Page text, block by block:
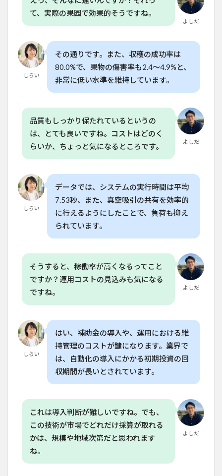
よしだ
て、実際の果园で効果的そうですね。
しらい
その通りです。また、収穫の成功率は
80.0%で、果物の傷害率も2.4〜4.9%と、
非常に低い水準を維持しています。
よしだ
品質もしっかり保たれているというの
は、とても良いですね。コストはどのく
らいか、ちょっと気になるところです。
しらい
データでは、システムの実行時間は平均
7.53秒、また、真空吸引の共有を効率的
に行えるようにしたことで、負荷も抑え
られています。
よしだ
そうすると、稼働率が高くなるってこと
ですか？運用コストの見込みも気になる
ですね。
しらい
はい、補助金の導入や、運用における維
持管理のコストが鍵になります。業界で
は、自動化の導入にかかる初期投資の回
収期間が長いとされています。
よしだ
これは導入判断が難しいですね。でも、
この技術が市場でどれだけ採算が取れる
かは、規模や地域次第だと思われます
ね。